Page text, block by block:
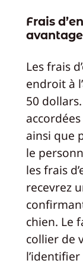
Frais
Les frais
endroit à
50
ainsi que
le
les frais
recevrez
chien. Le
collier de
l’identifier